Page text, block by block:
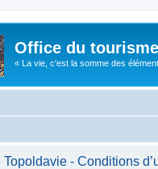
Office du
« La vie, c'est la somme des
- Conditions